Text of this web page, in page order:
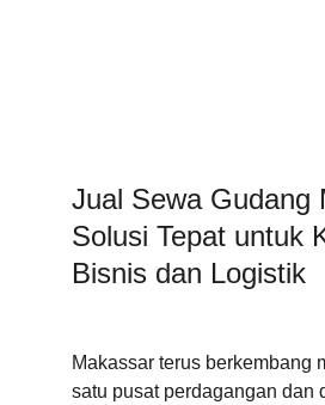
Jual Sewa Gudang
Solusi Tepat untuk
Bisnis dan Logistik
Makassar terus berkembang
satu pusat perdagangan dan